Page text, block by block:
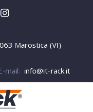
Marostica (VI) –
mail: info@it-rack.it